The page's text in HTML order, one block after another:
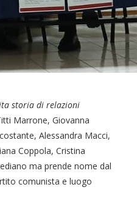
storia di relazioni
Marrone, Giovanna
Alessandra Macci,
Coppola, Cristina
ma prende nome dal
comunista e luogo